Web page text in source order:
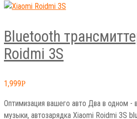
Bluetooth
Roidmi 3S
1,999Р
Оптимизация вашего авто Два в одном -
музыки, автозарядка Xiaomi Roidmi 3S